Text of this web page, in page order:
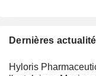
Dernières
Hyloris